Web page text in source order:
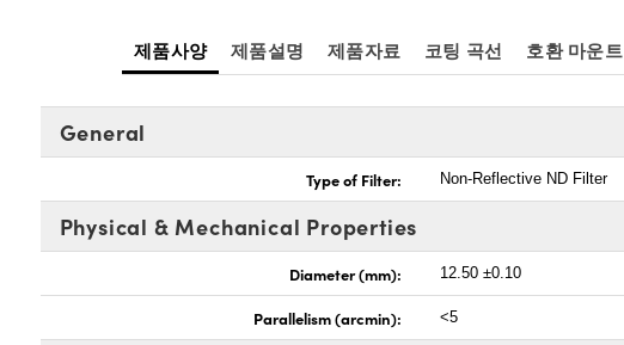
제품사양 제품설명 제품자료 코팅 곡선 호환 마운트
General
Type of Filter: Non-Reflective ND Filter
Physical & Mechanical Properties
Diameter (mm): 12.50 ±0.10
Parallelism (arcmin): <5